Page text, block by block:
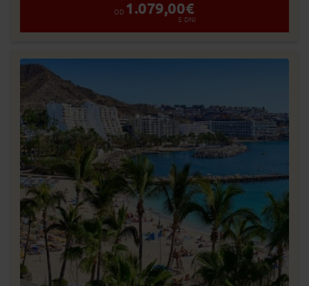
OD 1.079,00€
5 DNI